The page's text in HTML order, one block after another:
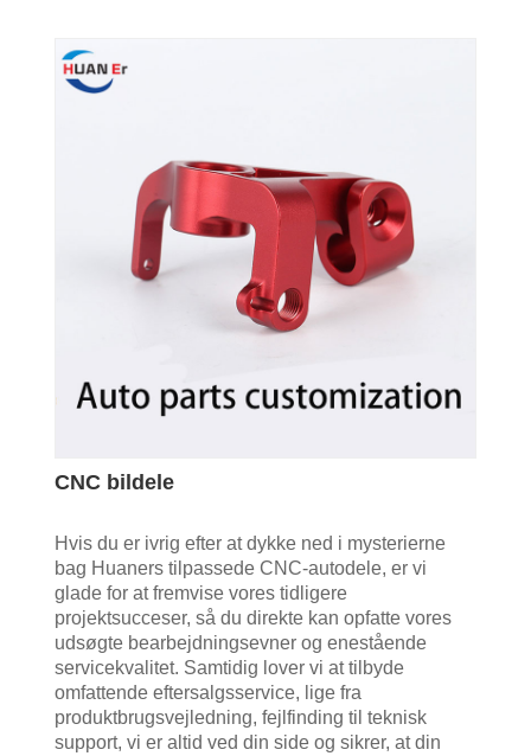
CNC bildele
Hvis du er ivrig efter at dykke ned i mysterierne
bag Huaners tilpassede CNC-autodele, er vi
glade for at fremvise vores tidligere
projektsucceser, så du direkte kan opfatte vores
udsøgte bearbejdningsevner og enestående
servicekvalitet. Samtidig lover vi at tilbyde
omfattende eftersalgsservice, lige fra
produktbrugsvejledning, fejlfinding til teknisk
support, vi er altid ved din side og sikrer, at din